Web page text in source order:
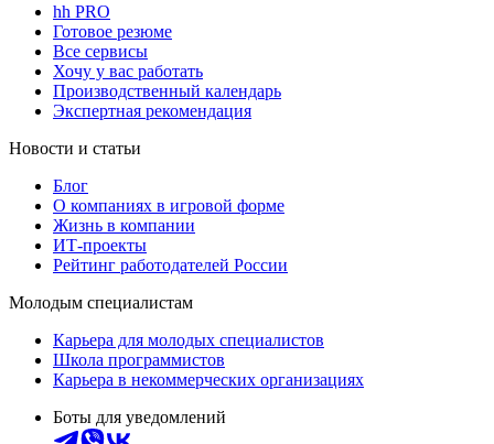
hh PRO
Готовое резюме
Все сервисы
Хочу у вас работать
Производственный календарь
Экспертная рекомендация
Новости и статьи
Блог
О компаниях в игровой форме
Жизнь в компании
ИТ-проекты
Рейтинг работодателей России
Молодым специалистам
Карьера для молодых специалистов
Школа программистов
Карьера в некоммерческих организациях
Боты для уведомлений